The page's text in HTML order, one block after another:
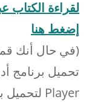
لقراءة الكتاب
إضغط هنا
(في حال أنك
Player لتحميل برنامج إضغط هنا